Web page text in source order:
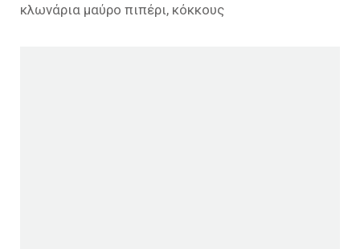
κλωνάρια μαύρο πιπέρι, κόκκους